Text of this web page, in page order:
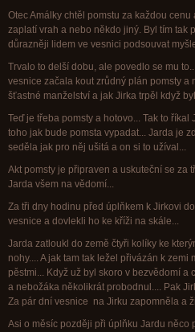
Otec Amálky chtěl pomstu za každou
zaplatí vrah a nebo někdo jiný. Byl tím tak
důrazněji lidem ve vesnici podsouvat
Trvalo to delší dobu, ale povedlo se mu
vesnice začala kout zrůdný plán pomsty a
šťastné manželství a jak Jirka trpěl když
Teď je třeba pomsty a hotovo... Tak to
toho jak bude pomsta vypadat... Jarda je
seděla jak pro něj ušitá a on si to užíval...
Akt pomsty je připraven a uskuteční se za
Jarda všem na vědomí...
Za tři dny hodinu před úplňkem k Jirkovi
vesnice a dovlekli ho ke kříži na skále...
Jarda zatloukl do země čtyři kolíky ke
nohy.... A jak tam tak ležel přivázán k
pěstmi... Když už byl skoro v bezvědomí a
a nebožáka několikrát probodnul.... Pak
Za pár dní vesnice na Jirku zapomněla a
Asi o měsíc později při úplňku Jardu něco